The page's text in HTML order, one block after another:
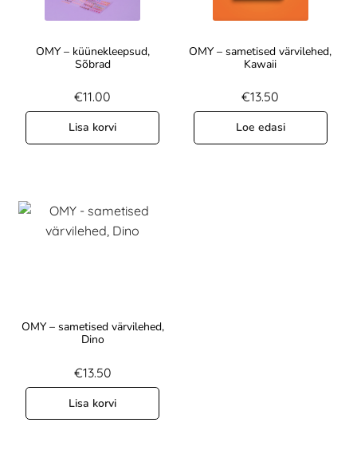
OMY – küünekleepsud,
Sõbrad
€11.00
Lisa korvi
OMY – sametised värvilehed,
Kawaii
€13.50
Loe edasi
OMY – sametised värvilehed,
Dino
€13.50
Lisa korvi